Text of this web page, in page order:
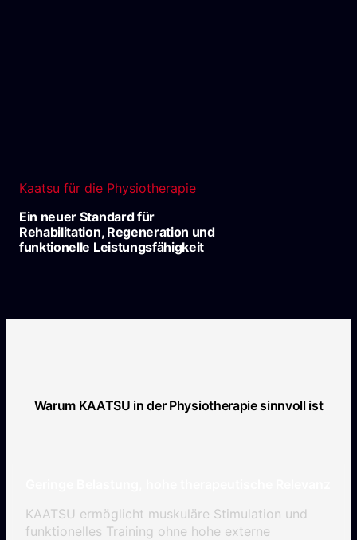
Kaatsu für die Physiotherapie
Ein neuer Standard für
Rehabilitation, Regeneration und
funktionelle Leistungsfähigkeit
Warum KAATSU in der Physiotherapie sinnvoll ist
KAATSU ermöglicht muskuläre Stimulation und
funktionelles Training ohne hohe externe